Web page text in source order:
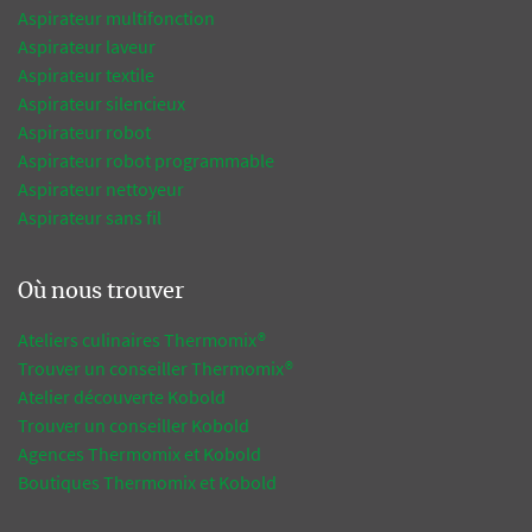
Aspirateur multifonction
Aspirateur laveur
Aspirateur textile
Aspirateur silencieux
Aspirateur robot
Aspirateur robot programmable
Aspirateur nettoyeur
Aspirateur sans fil
Où nous trouver
Ateliers culinaires Thermomix®
Trouver un conseiller Thermomix®
Atelier découverte Kobold
Trouver un conseiller Kobold
Agences Thermomix et Kobold
Boutiques Thermomix et Kobold